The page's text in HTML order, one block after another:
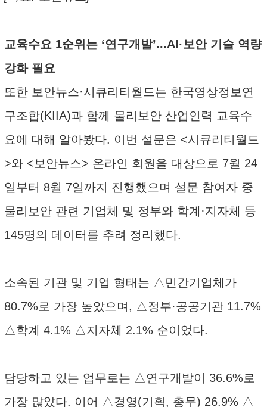
교육수요 1순위는 ‘연구개발’...AI·보안 기술 역량
강화 필요
또한 보안뉴스·시큐리티월드는 한국영상정보연
구조합(KIIA)과 함께 물리보안 산업인력 교육수
요에 대해 알아봤다. 이번 설문은 <시큐리티월드
>와 <보안뉴스> 온라인 회원을 대상으로 7월 24
일부터 8월 7일까지 진행했으며 설문 참여자 중
물리보안 관련 기업체 및 정부와 학계·지자체 등
145명의 데이터를 추려 정리했다.
소속된 기관 및 기업 형태는 △민간기업체가
80.7%로 가장 높았으며, △정부·공공기관 11.7%
△학계 4.1% △지자체 2.1% 순이었다.
담당하고 있는 업무로는 △연구개발이 36.6%로
가장 많았다. 이어 △경영(기획, 총무) 26.9% △